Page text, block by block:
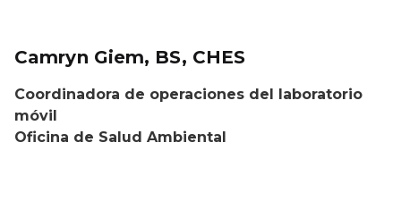
Camryn Giem, BS, CHES
Coordinadora de operaciones del laboratorio
móvil
Oficina de Salud Ambiental